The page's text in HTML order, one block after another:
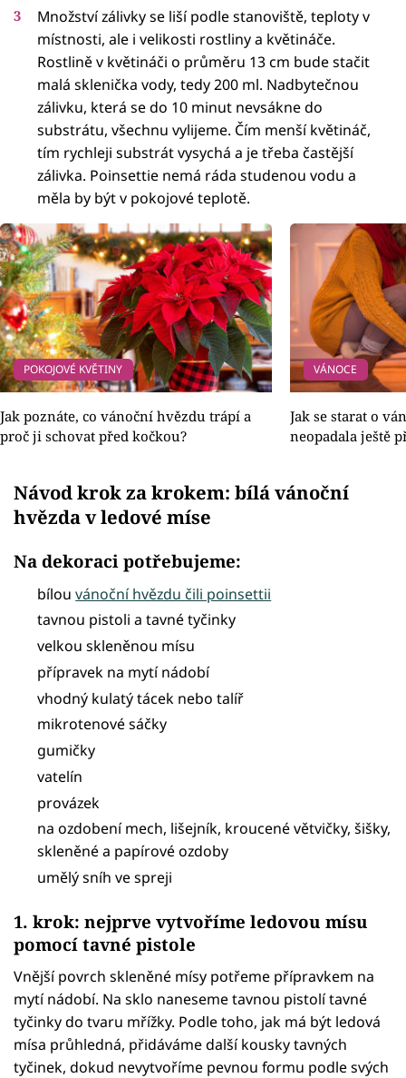
Množství zálivky se liší podle stanoviště, teploty v
místnosti, ale i velikosti rostliny a květináče.
Rostlině v květináči o průměru 13 cm bude stačit
malá sklenička vody, tedy 200 ml. Nadbytečnou
zálivku, která se do 10 minut nevsákne do
substrátu, všechnu vylijeme. Čím menší květináč,
tím rychleji substrát vysychá a je třeba častější
zálivka. Poinsettie nemá ráda studenou vodu a
měla by být v pokojové teplotě.
POKOJOVÉ KVĚTINY
Jak poznáte, co vánoční hvězdu trápí a
proč ji schovat před kočkou?
VÁNOCE
Jak se starat o
neopadala ještě
Návod krok za krokem: bílá vánoční
hvězda v ledové míse
Na dekoraci potřebujeme:
bílouvánoční hvězdu čili poinsettii
tavnou pistoli a tavné tyčinky
velkou skleněnou mísu
přípravek na mytí nádobí
vhodný kulatý tácek nebo talíř
mikrotenové sáčky
gumičky
vatelín
provázek
na ozdobení mech, lišejník, kroucené větvičky, šišky,
skleněné a papírové ozdoby
umělý sníh ve spreji
1. krok: nejprve vytvoříme ledovou mísu
pomocí tavné pistole
Vnější povrch skleněné mísy potřeme přípravkem na
mytí nádobí. Na sklo naneseme tavnou pistolí tavné
tyčinky do tvaru mřížky. Podle toho, jak má být ledová
mísa průhledná, přidáváme další kousky tavných
tyčinek, dokud nevytvoříme pevnou formu podle svých